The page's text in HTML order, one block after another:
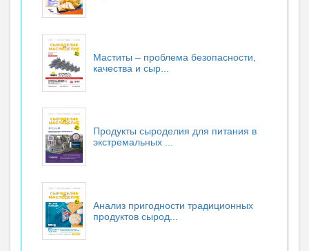
Маститы – проблема безопасности,
качества и сыр...
Продукты сыроделия для питания в
экстремальных ...
Анализ пригодности традиционных
продуктов сырод...